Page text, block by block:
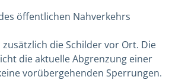
öffentlichen Nahverkehrs
die Schilder vor Ort. Die
die aktuelle Abgrenzung einer
vorübergehenden Sperrungen.